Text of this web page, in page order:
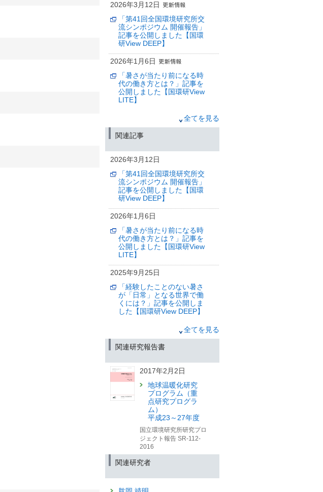
2026年3月12日
「第41回全国環境研究所交
流シンポジウム 開催報告」
記事を公開しました【国環
研View DEEP】
2026年1月6日
「暑さが当たり前になる時
代の働き方とは？」記事を
公開しました【国環研View
LITE】
第41回全国環境研究所交流
シンポジウムについて
（筑波研究学園都市記者会、環境省記
者クラブ、環境記者会同時配付）
2025年12月6日
気候変動の抑制に向けて：
出できる二酸化炭素量の予
測信頼性を高める
（筑波研究学園都市記者会、環境省記
者クラブ、環境記者会同時配付）
2025年11月17日
長期的な暑熱適応の効果を
気候変動と超高齢社会によ
り21世紀半ばに向けて熱中
症死亡者数が増加する
（筑波研究学園都市記者会、環境省記
者クラブ、環境記者会同時配付）
2025年11月6日
ネットワーク公開シンポジ
ウム
～サステナビリティ情報開
示の動向と企業価値向上に
向けて～ 開催のお知らせ
（筑波研究学園都市記者会配布（環境
省、文部科学省、国土交通省、金融庁
2025年9月25日
が「日常」となる世界で働
くには？」記事を公開しま
した【国環研View DEEP】
全てを見る
関連記事
2026年3月12日
「第41回全国環境研究所交
流シンポジウム 開催報告」
記事を公開しました【国環
研View DEEP】
2026年1月6日
「暑さが当たり前になる時
代の働き方とは？」記事を
公開しました【国環研View
LITE】
2025年9月25日
「経験したことのない暑さ
が「日常」となる世界で働
くには？」記事を公開しま
した【国環研View DEEP】
「公開シンポジウム2025開
催報告」記事を公開しまし
2025年9月8日
「温室効果ガスの大きな排
出源を宇宙からみつけ
る？」記事を公開しました
【国環研View LITE】
2025年7月24日
「2つのセンサを託してロケ
ット打上げ GOSAT-GW、
ついに宇宙へ」記事を公開
DEEP】
全てを見る
関連研究報告書
2017年2月2日
地球温暖化研究
プログラム（重
点研究プログラ
ム）
平成23～27年度
国立環境研究所研究プロ
ジェクト報告 SR-112-
2016
関連研究者